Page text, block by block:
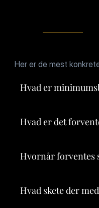
Her er de mest
Hvad er
Hvad er det
Hvornår forventes
Hvad skete der